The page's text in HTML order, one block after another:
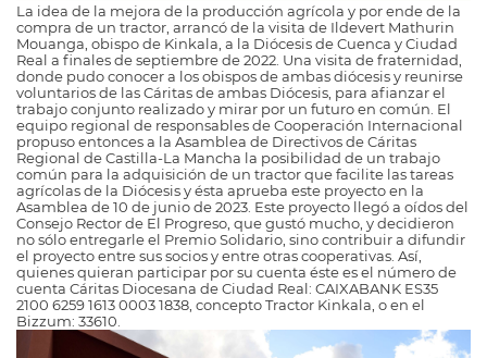
La idea de la mejora de la producción agrícola y por ende de la
compra de un tractor, arrancó de la visita de Ildevert Mathurin
Mouanga, obispo de Kinkala, a la Diócesis de Cuenca y Ciudad
Real a finales de septiembre de 2022. Una visita de fraternidad,
donde pudo conocer a los obispos de ambas diócesis y reunirse
voluntarios de las Cáritas de ambas Diócesis, para afianzar el
trabajo conjunto realizado y mirar por un futuro en común. El
equipo regional de responsables de Cooperación Internacional
propuso entonces a la Asamblea de Directivos de Cáritas
Regional de Castilla-La Mancha la posibilidad de un trabajo
común para la adquisición de un tractor que facilite las tareas
agrícolas de la Diócesis y ésta aprueba este proyecto en la
Asamblea de 10 de junio de 2023. Este proyecto llegó a oídos del
Consejo Rector de El Progreso, que gustó mucho, y decidieron
no sólo entregarle el Premio Solidario, sino contribuir a difundir
el proyecto entre sus socios y entre otras cooperativas. Así,
quienes quieran participar por su cuenta éste es el número de
cuenta Cáritas Diocesana de Ciudad Real: CAIXABANK ES35
2100 6259 1613 0003 1838, concepto Tractor Kinkala, o en el
Bizzum: 33610.